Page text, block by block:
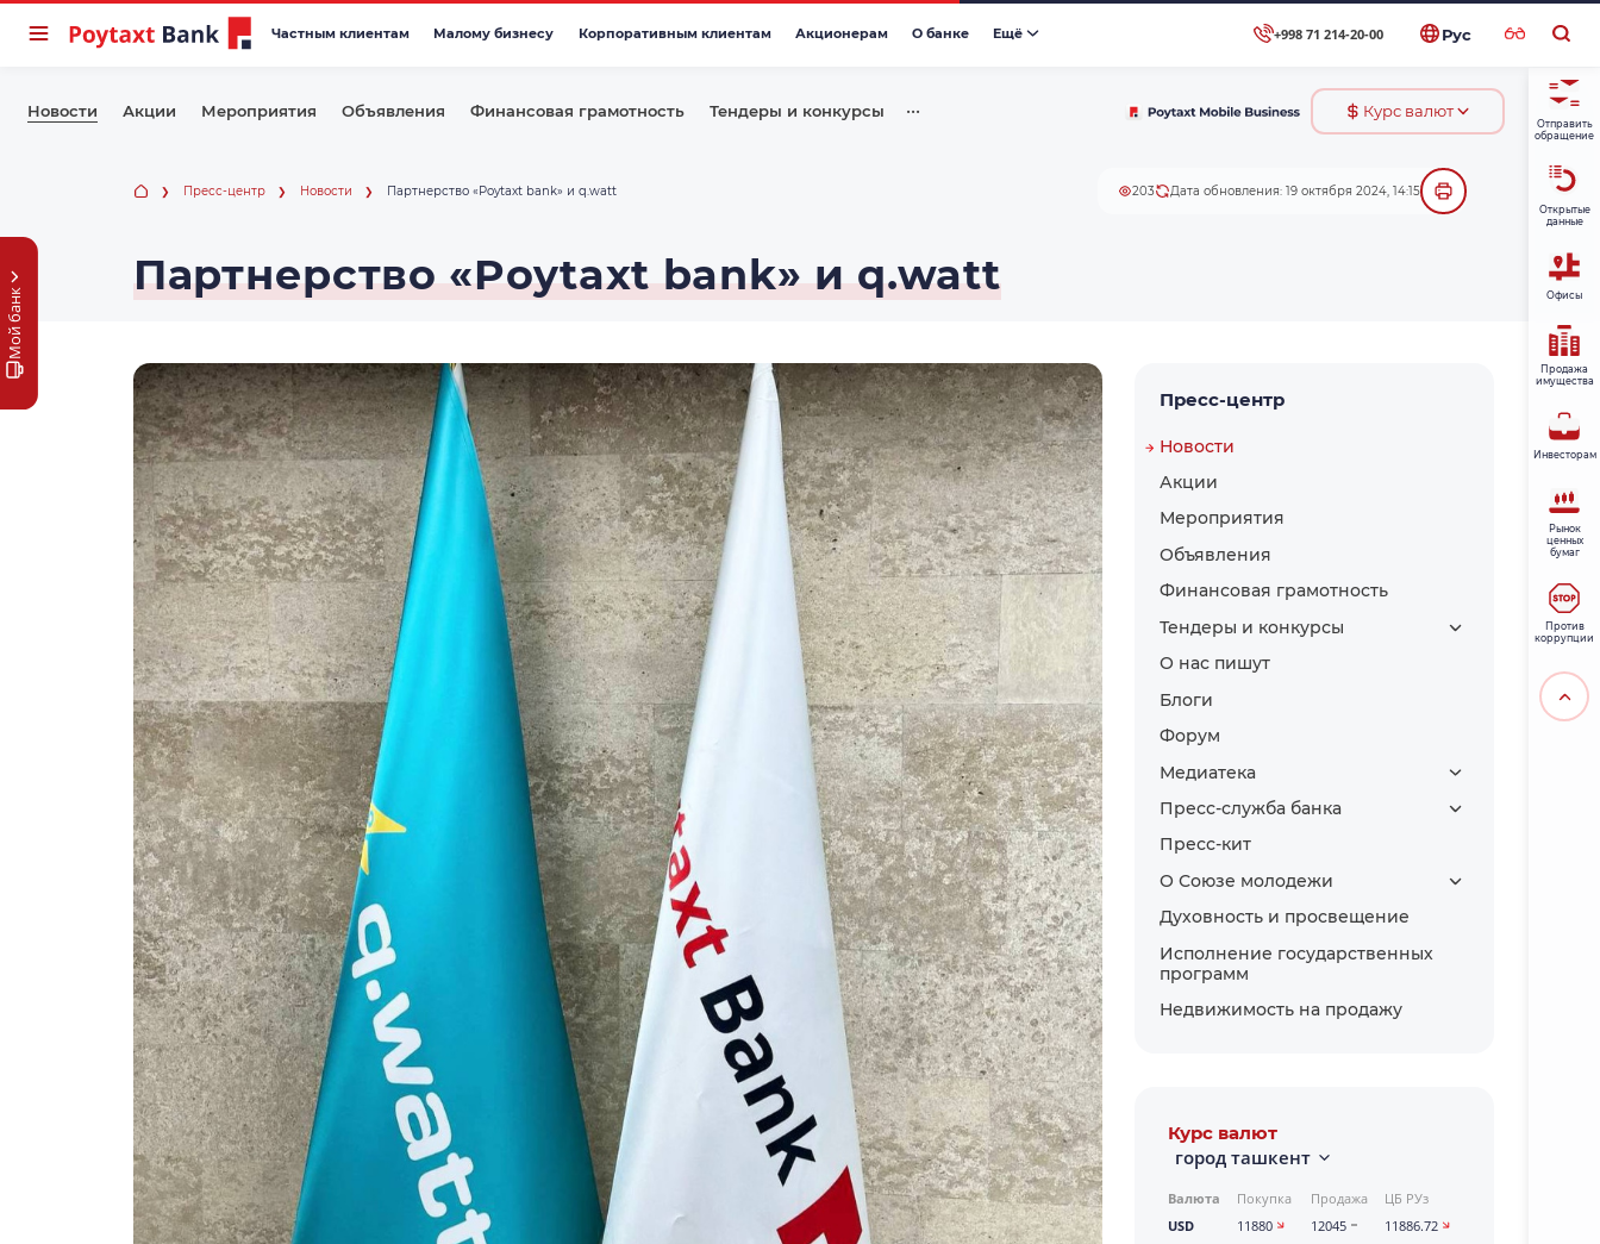
Мой банк
Частным клиентам Малому бизнесу Корпоративным клиентам Акционерам О банке Eщё +998 71 214-20-00 Рус
Новости Акции Мероприятия Объявления Финансовая грамотность Тендеры и конкурсы ••• Курс валют
Пресс-центр Новости Партнерство «Poytaxt bank» и q.watt 203 Дата обновления: 19 октября 2024, 14:15
Партнерство «Poytaxt bank» и q.watt
Пресс-центр
Новости
Акции
Мероприятия
Объявления
Финансовая грамотность
Тендеры и конкурсы
О нас пишут
Блоги
Форум
Медиатека
Пресс-служба банка
Пресс-кит
О Союзе молодежи
Духовность и просвещение
Исполнение государственных
программ
Недвижимость на продажу
Курс валют
город ташкент
Валюта Покупка Продажа
ЦБ РУз
USD
11880 12045
11886.72
Отправить
обращение
Открытые
данные
Офисы
Продажа
имущества
Инвесторам
Рынок
ценных
бумаг
Против
коррупции